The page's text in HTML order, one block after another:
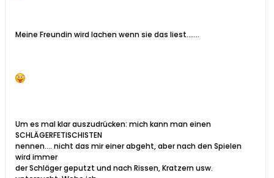
Meine Freundin wird lachen wenn sie das liest.......
Um es mal klar auszudrücken: mich kann man einen
SCHLÄGERFETISCHISTEN
nennen.... nicht das mir einer abgeht, aber nach den Spielen
wird immer
der Schläger geputzt und nach Rissen, Kratzern usw.